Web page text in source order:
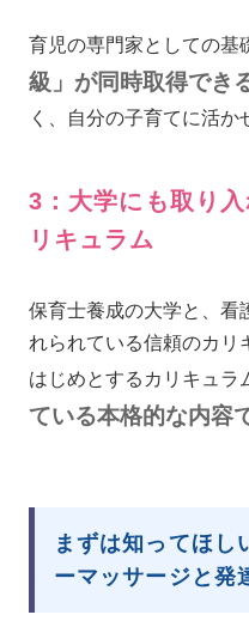
育児の専門家としての基
級」が同時取得でき
く、自分の子育てに活か
3：大学にも取り
リキュラム
保育士養成の大学と、看
れられている信頼のカリ
はじめとするカリキュラ
ている本格的な内容
まずは知ってほし
ーマッサージと発